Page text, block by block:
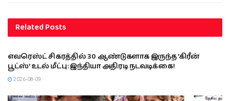
RelatedPosts
இந்தியா
எவரெஸ்ட் சிகரத்தில் 30 ஆண்டுகளாக இருந்த ‘கிரீன்
பூட்ஸ்’ உடல் மீட்பு: இந்தியா அதிரடி நடவடிக்கை!
2026-08-09